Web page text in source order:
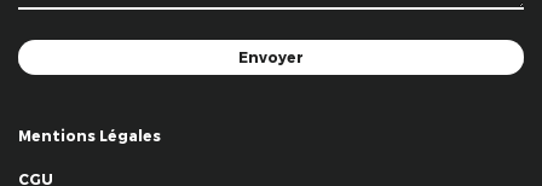
Mentions Légales
CGU